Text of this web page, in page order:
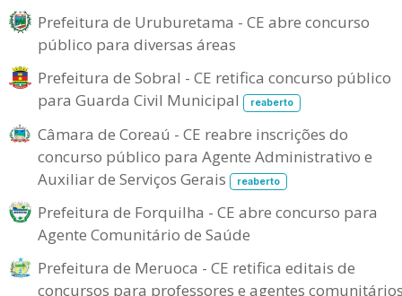
Prefeitura de Uruburetama - CE abre concurso
público para diversas áreas
Prefeitura de Sobral - CE retifica concurso público
para Guarda Civil Municipal
reaberto
Câmara de Coreaú - CE reabre inscrições do
concurso público para Agente Administrativo e
Auxiliar de Serviços Gerais
reaberto
Prefeitura de Forquilha - CE abre concurso para
Agente Comunitário de Saúde
Prefeitura de Meruoca - CE retifica editais de
concursos para professores e agentes